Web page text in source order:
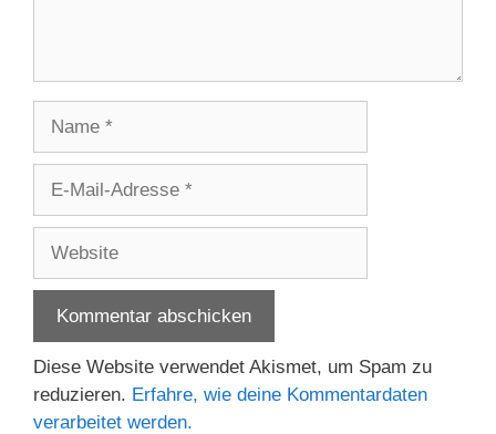
Adresse
Diese Website verwendet Akismet, um Spam zu
reduzieren. Erfahre, wie deine Kommentardaten
verarbeitet werden.